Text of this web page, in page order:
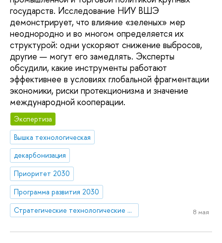
государств. Исследование НИУ ВШЭ
демонстрирует, что влияние «зеленых» мер
неоднородно и во многом определяется их
структурой: одни ускоряют снижение выбросов,
другие — могут его замедлять. Эксперты
обсудили, какие инструменты работают
эффективнее в условиях глобальной фрагментации
экономики, риски протекционизма и значение
международной кооперации.
Экспертиза
Вышка технологическая
декарбонизация
Приоритет 2030
Программа развития 2030
Стратегические технологические проекты
8 мая